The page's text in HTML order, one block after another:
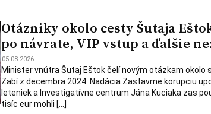
Otázniky okolo cesty Šutaja
po návrate, VIP vstup a ďalšie
05.08.2026
Minister vnútra Šutaj Eštok čelí novým otázkam okolo
Zabí z decembra 2024. Nadácia Zastavme korupciu
leteniek a Investigatívne centrum Jána Kuciaka zas
tisíc eur mohli […]